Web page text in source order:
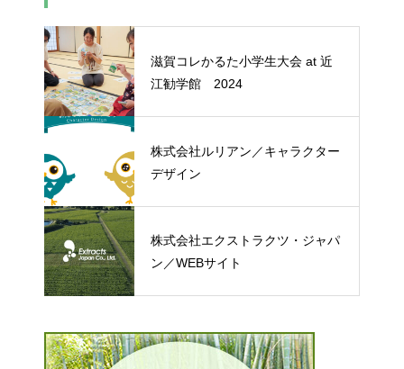
滋賀コレかるた小学生大会 at 近
江勧学館 2024
株式会社ルリアン／キャラクター
デザイン
株式会社エクストラクツ・ジャパ
ン／WEBサイト